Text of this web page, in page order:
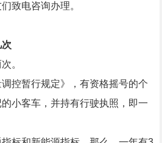
致电咨询办理。
。
控暂行规定》，有资格摇号的个
小客车，并持有行驶执照，即一